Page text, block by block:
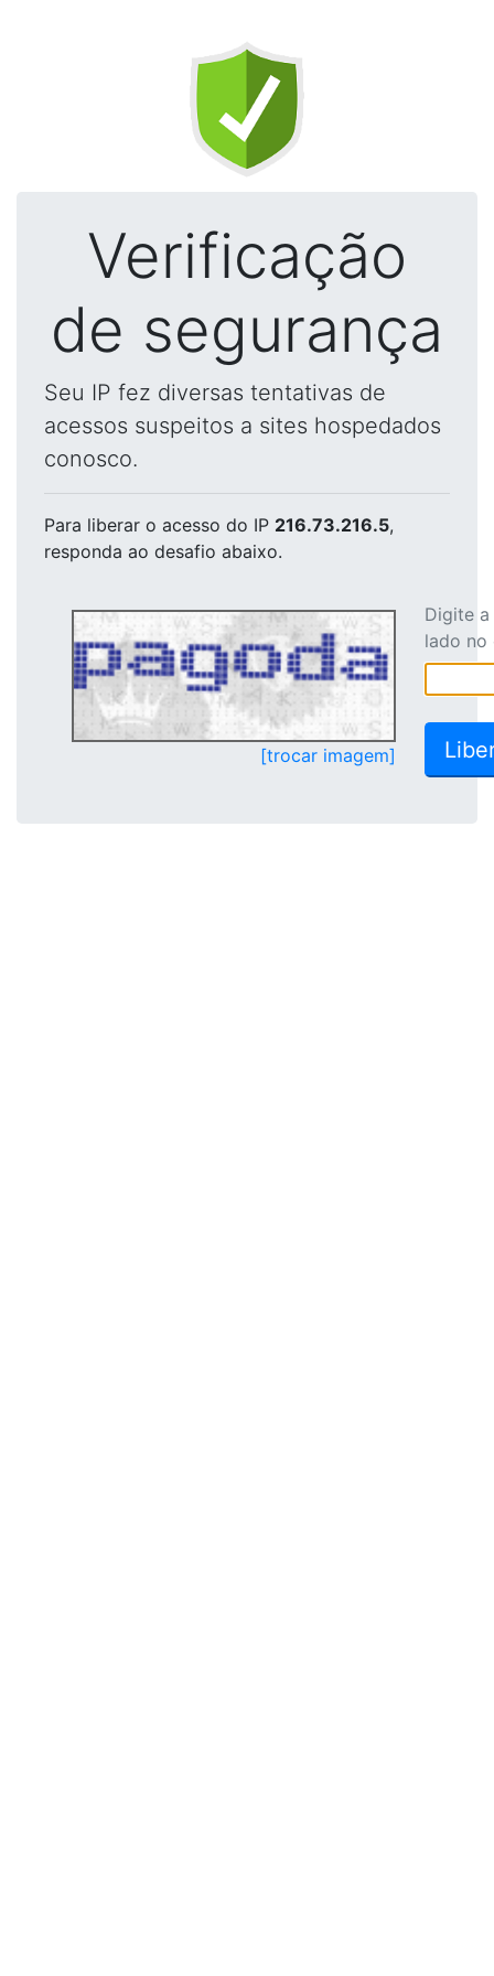
Verificação
de segurança
Seu IP fez diversas tentativas de
acessos suspeitos a sites hospedados
conosco.
Para liberar o acesso do IP 216.73.216.5,
responda ao desafio abaixo.
[trocar imagem]
Digite
lado no